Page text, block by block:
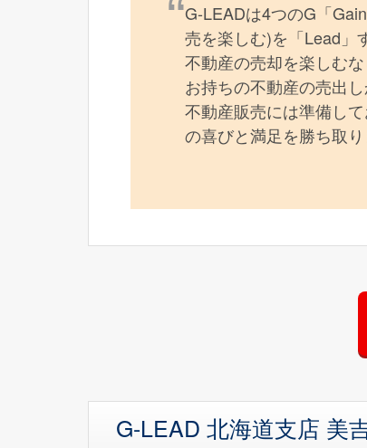
G-LEADは4つのG「
売を楽しむ)を「Lead」
不動産の売却を楽しむ
お持ちの不動産の売出
不動産販売には準備し
の喜びと満足を勝ち取
G-LEAD 北海道支店 美